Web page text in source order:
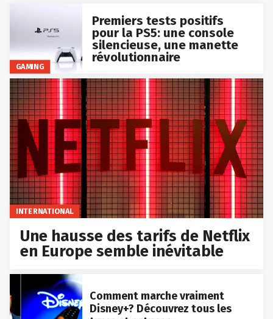
GAMING
Premiers tests positifs
pour la PS5: une console
silencieuse, une manette
révolutionnaire
INTERNATIONAL
Une hausse des tarifs de Netflix
en Europe semble inévitable
Comment marche vraiment
Disney+? Découvrez tous les